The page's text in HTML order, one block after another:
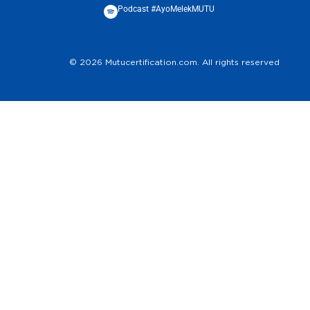
Podcast #AyoMelekMUTU
© 2026 Mutucertification.com. All rights reserved